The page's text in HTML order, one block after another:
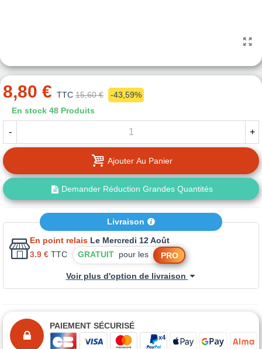
8,80 € TTC 15,60 €
-43,59%
En stock 48 Produits
- +
Ajouter Au Panier
Demander Réduction Grandes Quantités
Livraison
En point relais Le Mercredi 12 Août
3.9 € TTC GRATUIT pour les PRO
Voir plus d'option de livraison
PAIEMENT SÉCURISÉ